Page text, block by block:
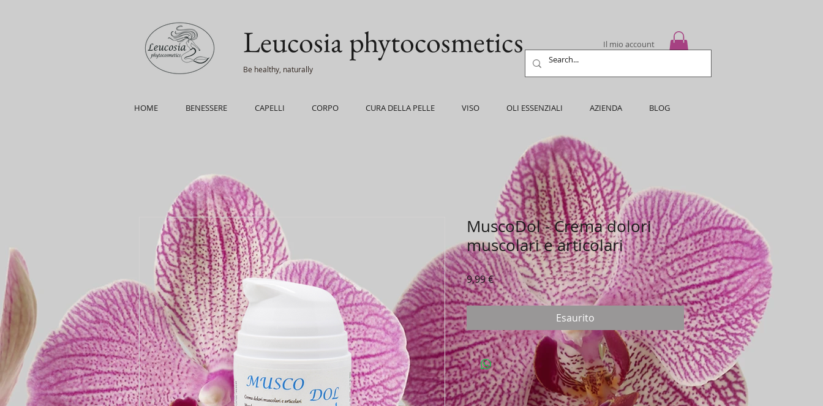
Leucosiaphytocosmetics Il mio account
Be healthy, naturally
HOME BENESSERE CAPELLI CORPO CURA DELLA PELLE VISO OLI ESSENZIALI AZIENDA BLOG
MuscoDol - Crema dolori
muscolari e articolari
9,99 €Prezzo
Esaurito